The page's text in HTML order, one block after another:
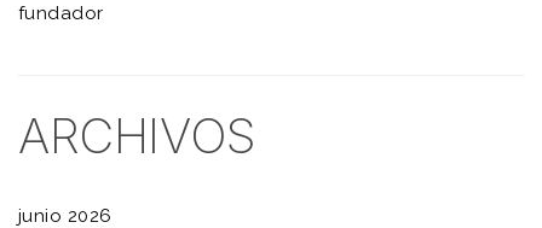
fundador
ARCHIVOS
junio 2026